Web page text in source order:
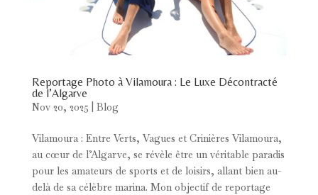
Reportage Photo à Vilamoura : Le Luxe Décontracté
de l’Algarve
Nov 20, 2025 Blog
Vilamoura : Entre Verts, Vagues et Crinières Vilamoura,
au cœur de l’Algarve, se révèle être un véritable paradis
pour les amateurs de sports et de loisirs, allant bien au-
delà de sa célèbre marina. Mon objectif de reportage